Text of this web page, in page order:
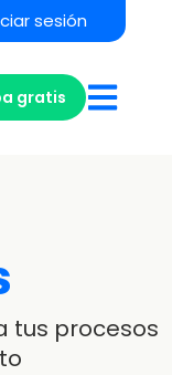
sesión
gratis
tus procesos